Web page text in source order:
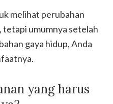
melihat perubahan
tetapi umumnya setelah
gaya hidup, Anda
yang harus